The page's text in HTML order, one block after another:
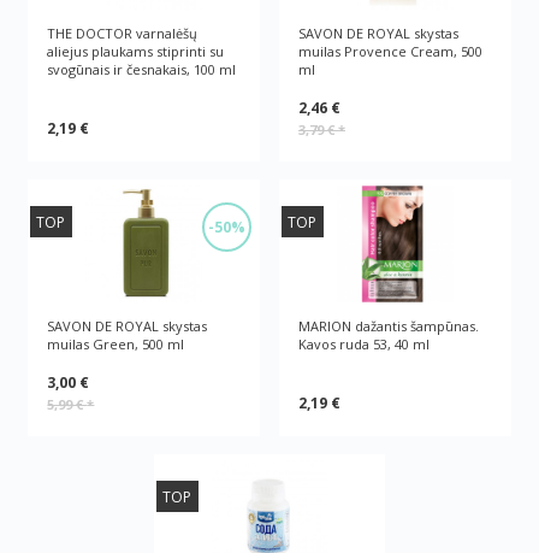
THE DOCTOR varnalėšų
aliejus plaukams stiprinti su
svogūnais ir česnakais, 100 ml
2,19 €
SAVON DE ROYAL skystas
muilas Provence Cream, 500
ml
2,46 €
3,79 €*
-50%
TOP
SAVON DE ROYAL skystas
muilas Green, 500 ml
3,00 €
5,99 €*
TOP
MARION dažantis šampūnas.
Kavos ruda 53, 40 ml
2,19 €
TOP